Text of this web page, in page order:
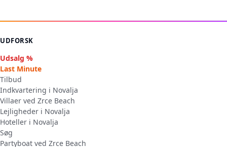
UDFORSK
Udsalg %
Last Minute
Tilbud
Indkvartering i Novalja
Villaer ved Zrce Beach
Lejligheder i Novalja
Hoteller i Novalja
Søg
Partyboat ved Zrce Beach